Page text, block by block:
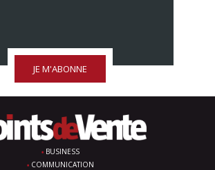
JE M'ABONNE
BUSINESS
COMMUNICATION